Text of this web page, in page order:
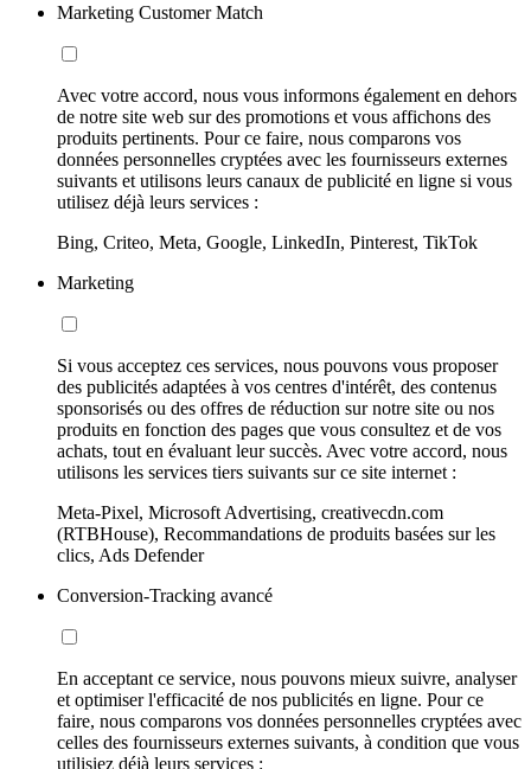
Marketing Customer Match
Avec votre accord, nous vous informons également en dehors
de notre site web sur des promotions et vous affichons des
produits pertinents. Pour ce faire, nous comparons vos
données personnelles cryptées avec les fournisseurs externes
suivants et utilisons leurs canaux de publicité en ligne si vous
utilisez déjà leurs services :
Bing, Criteo, Meta, Google, LinkedIn, Pinterest, TikTok
Marketing
Si vous acceptez ces services, nous pouvons vous proposer
des publicités adaptées à vos centres d'intérêt, des contenus
sponsorisés ou des offres de réduction sur notre site ou nos
produits en fonction des pages que vous consultez et de vos
achats, tout en évaluant leur succès. Avec votre accord, nous
utilisons les services tiers suivants sur ce site internet :
Meta-Pixel, Microsoft Advertising, creativecdn.com
(RTBHouse), Recommandations de produits basées sur les
clics, Ads Defender
Conversion-Tracking avancé
En acceptant ce service, nous pouvons mieux suivre, analyser
et optimiser l'efficacité de nos publicités en ligne. Pour ce
faire, nous comparons vos données personnelles cryptées avec
celles des fournisseurs externes suivants, à condition que vous
utilisiez déjà leurs services :